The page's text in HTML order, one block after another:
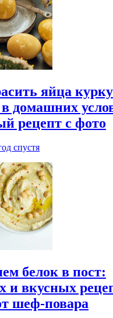
яйца
домашних
рецепт с фото
спустя
белок в пост:
и вкусных
шеф-повара